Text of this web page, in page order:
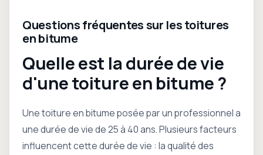
Questions fréquentes sur les toitures
en bitume
Quelle est la durée de vie
d'une toiture en bitume ?
Une toiture en bitume posée par un professionnel a
une durée de vie de 25 à 40 ans. Plusieurs facteurs
influencent cette durée de vie : la qualité des